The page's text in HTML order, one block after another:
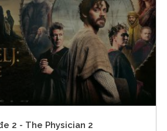
2 - The Physician 2